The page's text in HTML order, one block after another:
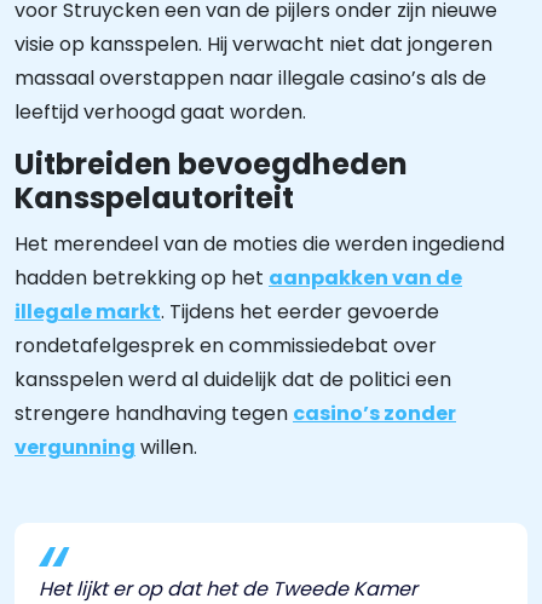
voor Struycken een van de pijlers onder zijn nieuwe
visie op kansspelen. Hij verwacht niet dat jongeren
massaal overstappen naar illegale casino’s als de
leeftijd verhoogd gaat worden.
Uitbreiden bevoegdheden
Kansspelautoriteit
Het merendeel van de moties die werden ingediend
hadden betrekking op het aanpakken van de
illegale markt. Tijdens het eerder gevoerde
rondetafelgesprek en commissiedebat over
kansspelen werd al duidelijk dat de politici een
strengere handhaving tegen casino’s zonder
vergunning willen.
Het lijkt er op dat het de Tweede Kamer